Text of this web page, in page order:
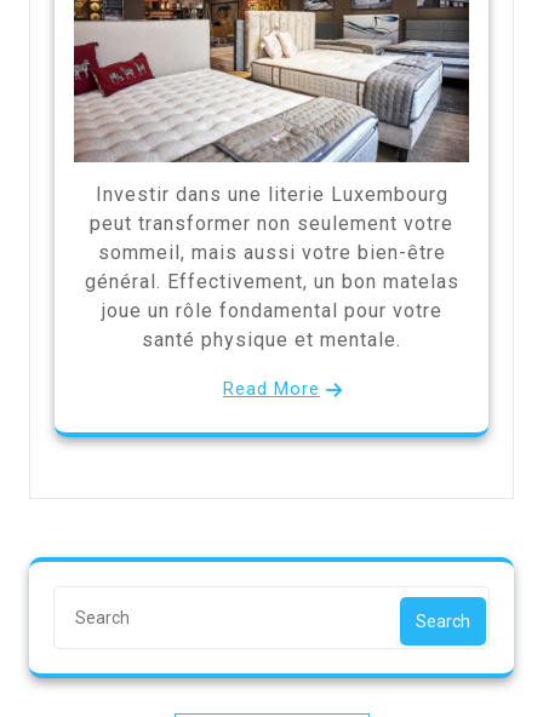
Investir dans une literie Luxembourg
peut transformer non seulement votre
sommeil, mais aussi votre bien-être
général. Effectivement, un bon matelas
joue un rôle fondamental pour votre
santé physique et mentale.
Read More
Search